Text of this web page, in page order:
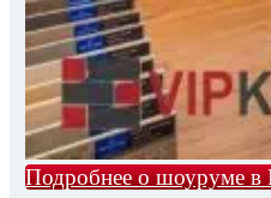
Подробнее о шоуруме в